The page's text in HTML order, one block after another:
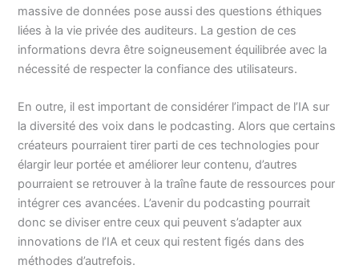
massive de données pose aussi des questions éthiques
liées à la vie privée des auditeurs. La gestion de ces
informations devra être soigneusement équilibrée avec la
nécessité de respecter la confiance des utilisateurs.
En outre, il est important de considérer l’impact de l’IA sur
la diversité des voix dans le podcasting. Alors que certains
créateurs pourraient tirer parti de ces technologies pour
élargir leur portée et améliorer leur contenu, d’autres
pourraient se retrouver à la traîne faute de ressources pour
intégrer ces avancées. L’avenir du podcasting pourrait
donc se diviser entre ceux qui peuvent s’adapter aux
innovations de l’IA et ceux qui restent figés dans des
méthodes d’autrefois.